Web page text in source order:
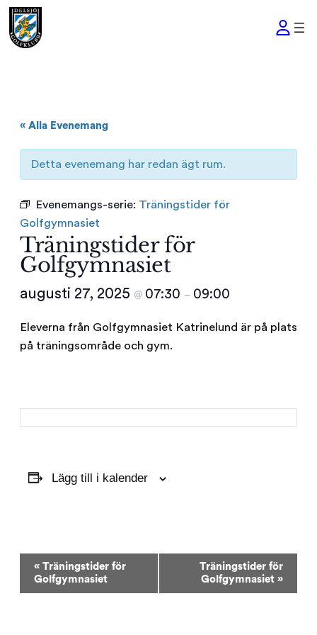
« Alla Evenemang
Detta evenemang har redan ägt rum.
Evenemangs-serie: Träningstider för
Golfgymnasiet
Träningstider för
Golfgymnasiet
augusti 27, 2025 @ 07:30 – 09:00
Eleverna från Golfgymnasiet Katrinelund är på plats
på träningsområde och gym.
Lägg till i kalender
Evenemang-
navigering
« Träningstider för
Golfgymnasiet
Träningstider för
Golfgymnasiet »